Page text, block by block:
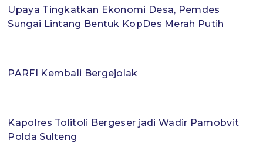
Upaya Tingkatkan Ekonomi Desa, Pemdes
Sungai Lintang Bentuk KopDes Merah Putih
PARFI Kembali Bergejolak
Kapolres Tolitoli Bergeser jadi Wadir Pamobvit
Polda Sulteng